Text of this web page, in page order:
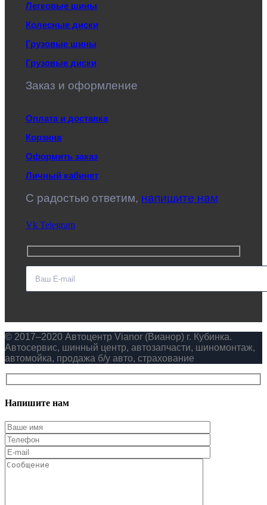
Легковые шины
Колесные диски
Грузовые шины
Грузовые диски
Заказ и оформление
Оплата и доставка
Корзина
Оформить заказ
Личный кабинет
C радостью ответим, напишите нам
Vk Telegram
© 2017–2020 Автоцентр Vianor (Вианор) г. Кубинка.
Автосервис, шинный центр, автозапчасти, шиномонтаж,
автомойка, продажа б/у авто, страхование
Напишите нам